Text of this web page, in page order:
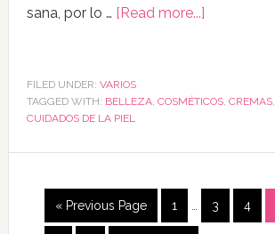
sana, por lo … [Read more...]
FILED UNDER: VARIOS
TAGGED WITH: BELLEZA, COSMÉTICOS, CREMAS,
CUIDADOS DE LA PIEL
« Previous Page 1 3 4